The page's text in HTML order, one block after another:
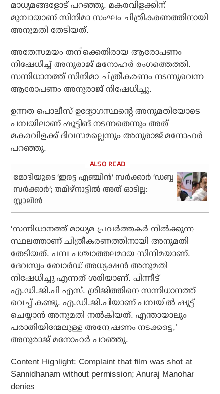
മാധ്യമങ്ങളോട് പറഞ്ഞു. മകരവിളക്കിന്
മുമ്പായാണ് സിനിമാ സംഘം ചിത്രീകരണത്തിനായി
അനുമതി തേടിയത്.
അതേസമയം തനിക്കെതിരായ ആരോപണം
നിഷേധിച്ച് അനുരാജ് മനോഹര്‍ രംഗത്തെത്തി.
സന്നിധാനത്ത് സിനിമാ ചിത്രീകരണം നടന്നുവെന്ന
ആരോപണം അനുരാജ് നിഷേധിച്ചു.
ഉന്നത പൊലീസ് ഉദ്യോഗസ്ഥന്റെ അനുമതിയോടെ
പമ്പയിലാണ് ഷൂട്ടിങ് നടന്നതെന്നും അത്
മകരവിളക്ക് ദിവസമല്ലെന്നും അനുരാജ് മനോഹര്‍
പറഞ്ഞു.
മോദിയുടെ ‘ഇരട്ട എഞ്ചിന്‍’ സര്‍ക്കാര്‍ ‘ഡബ്ബ
സര്‍ക്കാര്‍’; തമിഴ്നാട്ടില്‍ അത് ഓടില്ല:
സ്റ്റാലിന്‍
‘സന്നിധാനത്ത് മാധ്യമ പ്രവര്‍ത്തകര്‍ നില്‍ക്കുന്ന
സ്ഥലത്താണ് ചിത്രീകരണത്തിനായി അനുമതി
തേടിയത്. പമ്പ പശ്ചാത്തലമായ സിനിമയാണ്.
ദേവസ്വം ബോര്‍ഡ് അധ്യക്ഷന്‍ അനുമതി
നിഷേധിച്ചു എന്നത് ശരിയാണ്. പിന്നീട്
എ.ഡി.ജി.പി എസ്. ശ്രീജിത്തിനെ സന്നിധാനത്ത്
വെച്ച് കണ്ടു. എ.ഡി.ജി.പിയാണ് പമ്പയില്‍ ഷൂട്ട്
ചെയ്യാന്‍ അനുമതി നല്‍കിയത്. എന്തായാലും
പരാതിയിന്മേലുള്ള അന്വേഷണം നടക്കട്ടെ,’
അനുരാജ് മനോഹര്‍ പറഞ്ഞു.
Content Highlight: Complaint that film was shot at
Sannidhanam without permission; Anuraj Manohar
denies